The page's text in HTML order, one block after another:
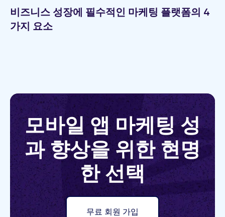
비즈니스 성장에 필수적인 마케팅 플랫폼의 4
가지 요소
모바일 앱 마케팅 성
과 향상을 위한 현명
한 선택
무료 회원 가입